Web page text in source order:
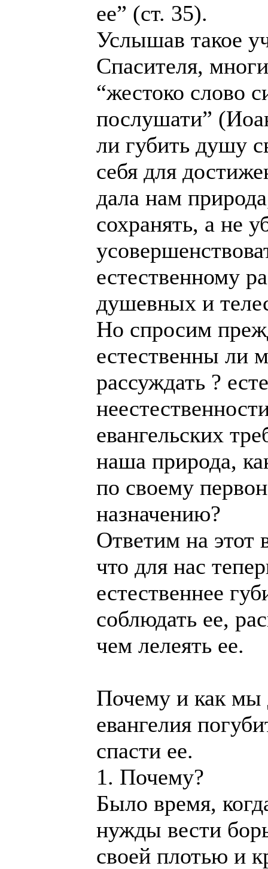
ее” (ст. 35).
Услышав такое
Спасителя,
“жестоко слово
послушати”
ли губить душу
себя для
дала нам
сохранять, a не
естественному
душевных и
Но спросим
естественны ли
рассуждать ?
евангельских
наша природа,
по своему
назначению?
Ответим на этот
что для нас
естественнее
соблюдать ее,
чем лелеять ее.
Почему и как
евангелия
спасти ее.
1. Почему?
Было время,
нужды вести
своей плотью и